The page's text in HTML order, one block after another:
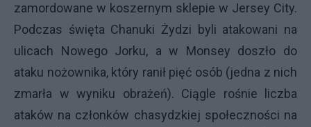
zamordowane w koszernym sklepie w Jersey City.
Podczas święta Chanuki Żydzi byli atakowani na
ulicach Nowego Jorku, a w Monsey doszło do
ataku nożownika, który ranił pięć osób (jedna z nich
zmarła w wyniku obrażeń). Ciągle rośnie liczba
ataków na członków chasydzkiej społeczności na